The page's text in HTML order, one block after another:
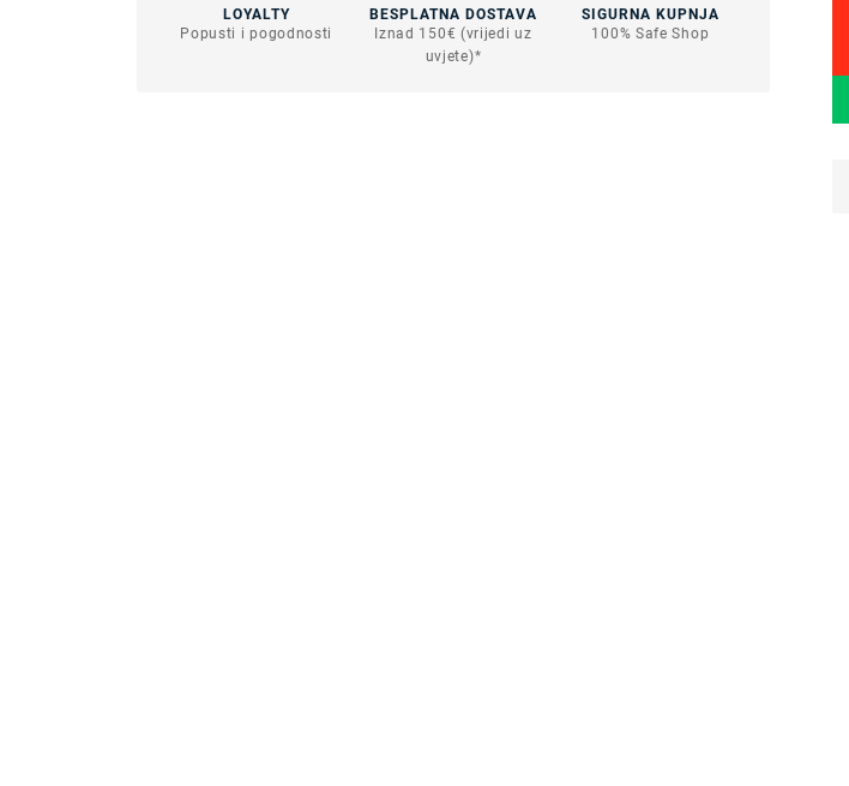
LOYALTY
Popusti i pogodnosti
BESPLATNA DOSTAVA
Iznad 150€ (vrijedi uz
uvjete)*
SIGURNA KUPNJA
100% Safe Shop